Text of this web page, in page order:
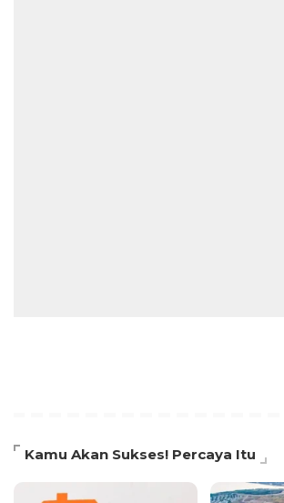
Kamu Akan Sukses! Percaya Itu